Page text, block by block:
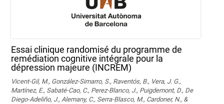
Essai clinique randomisé du programme de
remédiation cognitive intégrale pour la
dépression majeure (INCREM)
Vicent-Gil, M., González-Simarro, S., Raventós, B., Vera, J. G.,
Martínez, E., Sabaté-Cao, C., Perez-Blanco, J., Puigdemont, D., De
Diego-Adeliño, J., Alemany, C., Serra-Blasco, M., Cardoner, N., &